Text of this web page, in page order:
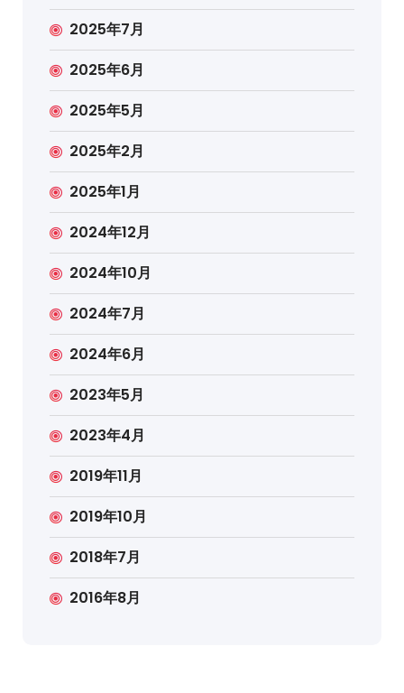
2025年7月
2025年6月
2025年5月
2025年2月
2025年1月
2024年12月
2024年10月
2024年7月
2024年6月
2023年5月
2023年4月
2019年11月
2019年10月
2018年7月
2016年8月